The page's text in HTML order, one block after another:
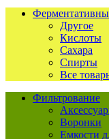
Другое
Кислоты
Сахара
Спирты
Все
Фильтрование
Воронки
Емкости